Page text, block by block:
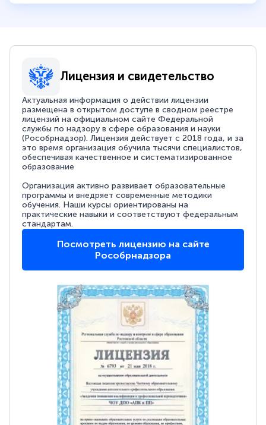
Лицензия и свидетельство
Актуальная информация о действии лицензии
размещена в открытом доступе в сводном реестре
лицензий на официальном сайте Федеральной
службы по надзору в сфере образования и науки
(Рособрнадзор). Лицензия действует с 2018 года, и за
это время организация обучила тысячи специалистов,
обеспечивая качественное и систематизированное
образование
Организация активно развивает образовательные
программы и внедряет современные методики
обучения. Наши курсы ориентированы на
практические навыки и соответствуют федеральным
стандартам.
Посмотреть лицензию на сайте
Рособрнадзора